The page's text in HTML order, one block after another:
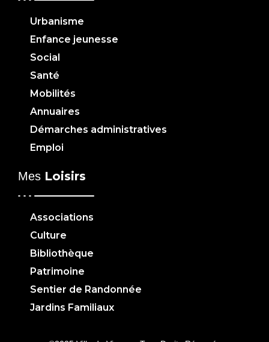
Urbanisme
Enfance jeunesse
Social
Santé
Mobilités
Annuaires
Démarches administratives
Emploi
Mes Loisirs
Associations
Culture
Bibliothèque
Patrimoine
Sentier de Randonnée
Jardins Familiaux